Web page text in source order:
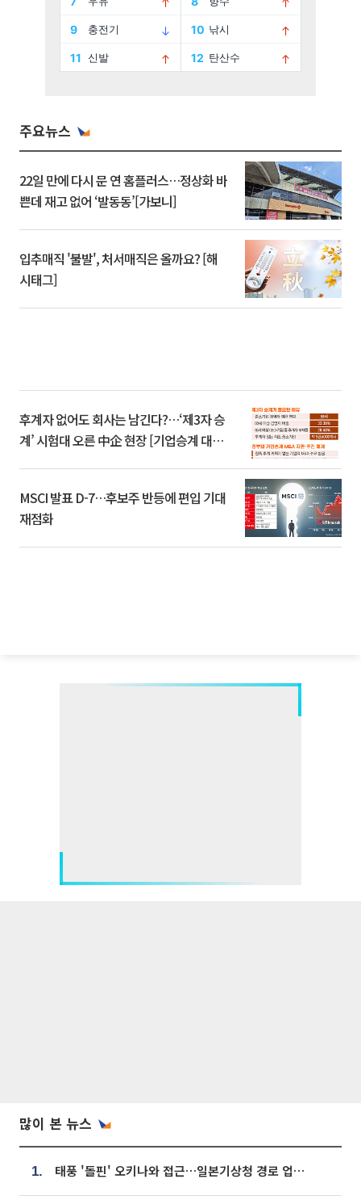
주요뉴스
22일 만에 다시 문 연 홈플러스…정상화 바
쁜데 재고 없어 ‘발동동’[가보니]
입추매직 '불발', 처서매직은 올까요? [해
시태그]
후계자 없어도 회사는 남긴다?…‘제3자 승
계’ 시험대 오른 中企 현장 [기업승계 대전
MSCI 발표 D-7…후보주 반등에 편입 기대
재점화
많이 본 뉴스
1. 태풍 '돌핀' 오키나와 접근…일본기상청 경로 업데이트